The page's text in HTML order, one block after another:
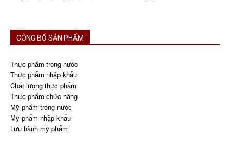
CÔNG BỐ SẢN PHẨM
Thực phẩm trong nước
Thực phẩm nhập khẩu
Chất lượng thực phẩm
Thực phẩm chức năng
Mỹ phẩm trong nước
Mỹ phẩm nhập khẩu
Lưu hành mỹ phẩm